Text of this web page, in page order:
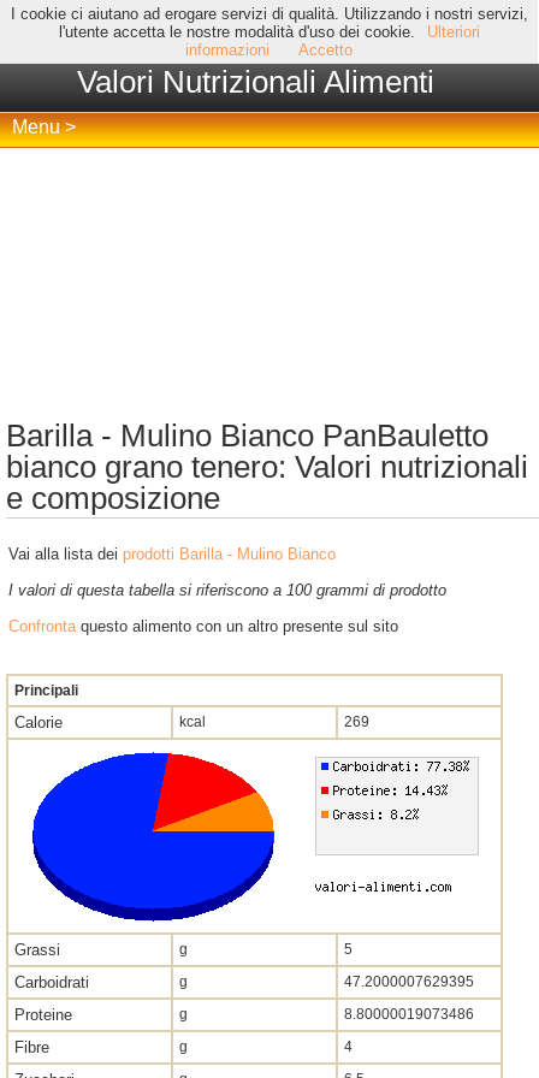
I cookie ci aiutano ad erogare servizi di qualità. Utilizzando i nostri servizi,
l'utente accetta le nostre modalità d'uso dei cookie.
Ulteriori
informazioni
Accetto
Valori Nutrizionali Alimenti
Menu >
Barilla - Mulino Bianco PanBauletto
bianco grano tenero: Valori nutrizionali
e composizione
Vai alla lista dei prodotti Barilla - Mulino Bianco
I valori di questa tabella si riferiscono a 100 grammi di prodotto
Confrontaquesto alimento con un altro presente sul sito
Principali
Calorie kcal 269
Grassi g 5
Carboidrati g 47.2000007629395
Proteine g 8.80000019073486
Fibre g 4